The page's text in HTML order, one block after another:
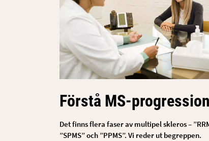
Förstå MS-progression
Det finns flera faser av multipel skleros –
”SPMS” och ”PPMS”. Vi reder ut begreppen.